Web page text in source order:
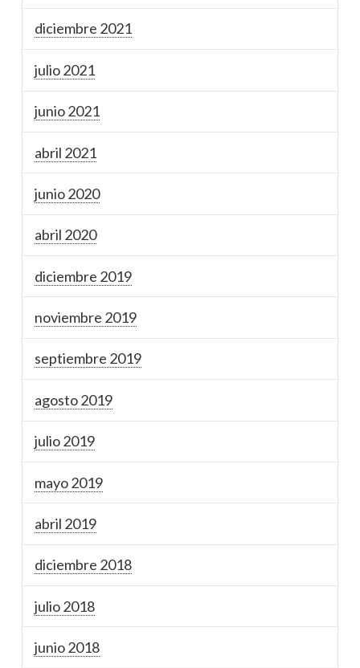
diciembre 2021
julio 2021
junio 2021
abril 2021
junio 2020
abril 2020
diciembre 2019
noviembre 2019
septiembre 2019
agosto 2019
julio 2019
mayo 2019
abril 2019
diciembre 2018
julio 2018
junio 2018